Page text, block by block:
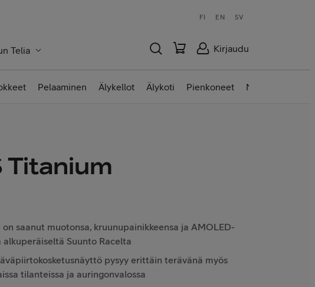
FI EN SV
Telia Kirjaudu
Pelaaminen Älykellot Älykoti Pienkoneet Nettilaitteet
Titanium
saanut muotonsa, kruunupainikkeensa ja AMOLED-
alkuperäiseltä Suunto Racelta
pysyy erittäin terävänä myös
tilanteissa ja auringonvalossa